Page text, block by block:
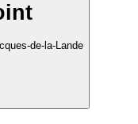
de-la-Lande